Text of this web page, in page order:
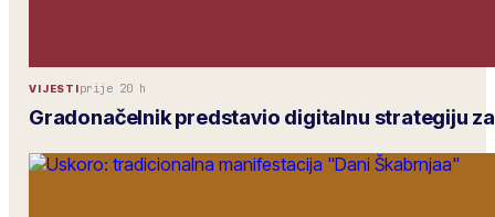
VIJESTIprije 20 h
Gradonačelnik predstavio digitalnu strategiju